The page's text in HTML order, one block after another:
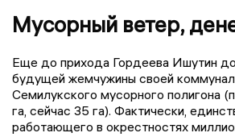
Мусорный ветер,
Еще до прихода Гордеева Ишутин
будущей жемчужины своей
Семилукского мусорного полигона
га, сейчас 35 га). Фактически,
работающего в окрестностях